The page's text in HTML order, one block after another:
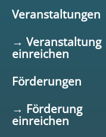
Veranstaltungen
→ Veranstaltung
einreichen
Förderungen
→ Förderung
einreichen